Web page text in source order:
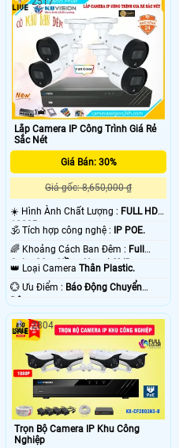
Lắp Camera IP Công Trình Giá Rẻ
Sắc Nét
Giá Bán: 30%
Giá gốc: 8,650,000 ₫
☀️ Hình Ành Chất Lượng : FULL HD
1080P .
🕉️ Tích hợp công nghệ :
IP POE.
🌈 Khoảng Cách Ban Đêm : Full
Color 20m Hồng Ngoại SMD.
👑 Loại CameraThân Plastic.
️💮 Ưu Điểm : Báo Động Chuyển
Trọn Bộ Camera IP Khu Công
Nghiệp
2804